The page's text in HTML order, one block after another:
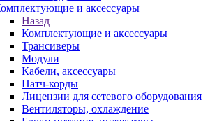
и аксессуары
Назад
Комплектующие и аксессуары
Трансиверы
Модули
Кабели, аксессуары
Патч-корды
Лицензии для сетевого оборудования
Вентиляторы, охлаждение